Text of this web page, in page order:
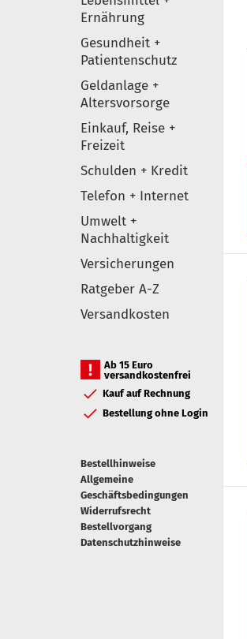
Ernährung
Gesundheit +
Patientenschutz
Geldanlage +
Altersvorsorge
Einkauf, Reise +
Freizeit
Schulden + Kredit
Telefon + Internet
Umwelt +
Nachhaltigkeit
Versicherungen
Ratgeber A-Z
Versandkosten
Ab 15 Euro
versandkostenfrei
Kauf auf Rechnung
Bestellung ohne Login
Bestellhinweise
Allgemeine
Geschäftsbedingungen
Widerrufsrecht
Bestellvorgang
Datenschutzhinweise